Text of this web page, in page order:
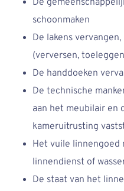
De
schoonmaken
De lakens
(verversen,
De handdoeken
De technische
aan het meubilair en
kameruitrusting
Het vuile linnengoed
linnendienst of
De staat van het